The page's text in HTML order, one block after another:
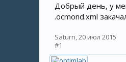
Добрый день, у
.ocmond.xml
Saturn,20 июл 2015
#1